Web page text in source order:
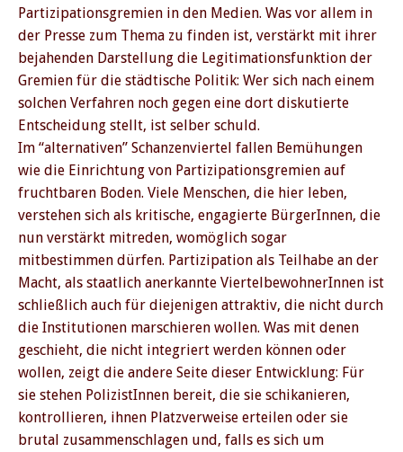
Partizipationsgremien in den Medien. Was vor allem in
der Presse zum Thema zu finden ist, verstärkt mit ihrer
bejahenden Darstellung die Legitimationsfunktion der
Gremien für die städtische Politik: Wer sich nach einem
solchen Verfahren noch gegen eine dort diskutierte
Entscheidung stellt, ist selber schuld.
Im “alternativen” Schanzenviertel fallen Bemühungen
wie die Einrichtung von Partizipationsgremien auf
fruchtbaren Boden. Viele Menschen, die hier leben,
verstehen sich als kritische, engagierte BürgerInnen, die
nun verstärkt mitreden, womöglich sogar
mitbestimmen dürfen. Partizipation als Teilhabe an der
Macht, als staatlich anerkannte ViertelbewohnerInnen ist
schließlich auch für diejenigen attraktiv, die nicht durch
die Institutionen marschieren wollen. Was mit denen
geschieht, die nicht integriert werden können oder
wollen, zeigt die andere Seite dieser Entwicklung: Für
sie stehen PolizistInnen bereit, die sie schikanieren,
kontrollieren, ihnen Platzverweise erteilen oder sie
brutal zusammenschlagen und, falls es sich um